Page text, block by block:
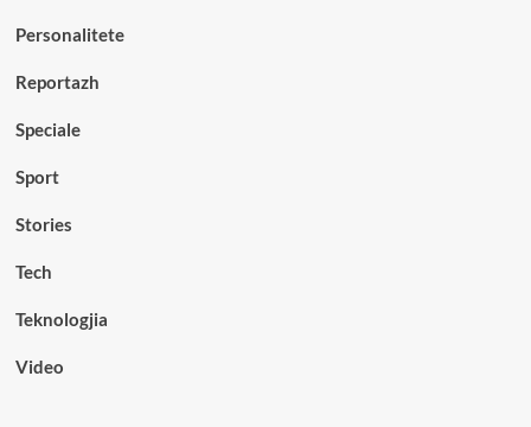
Personalitete
Reportazh
Speciale
Sport
Stories
Tech
Teknologjia
Video